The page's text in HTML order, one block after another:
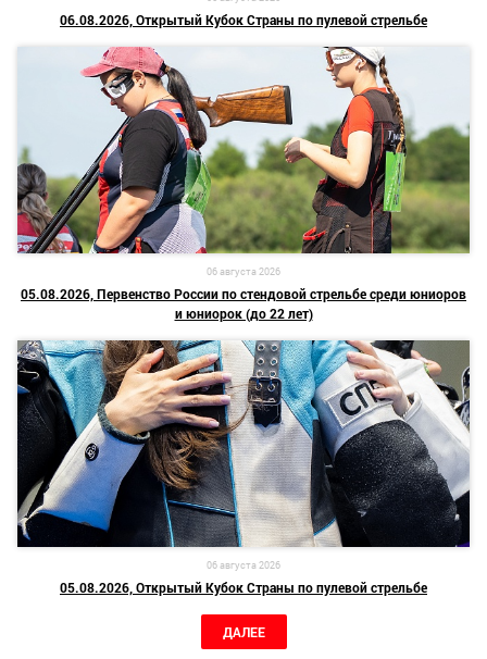
06.08.2026, Открытый Кубок Страны по пулевой стрельбе
06 августа 2026
05.08.2026, Первенство России по стендовой стрельбе среди юниоров
и юниорок (до 22 лет)
06 августа 2026
05.08.2026, Открытый Кубок Страны по пулевой стрельбе
ДАЛЕЕ